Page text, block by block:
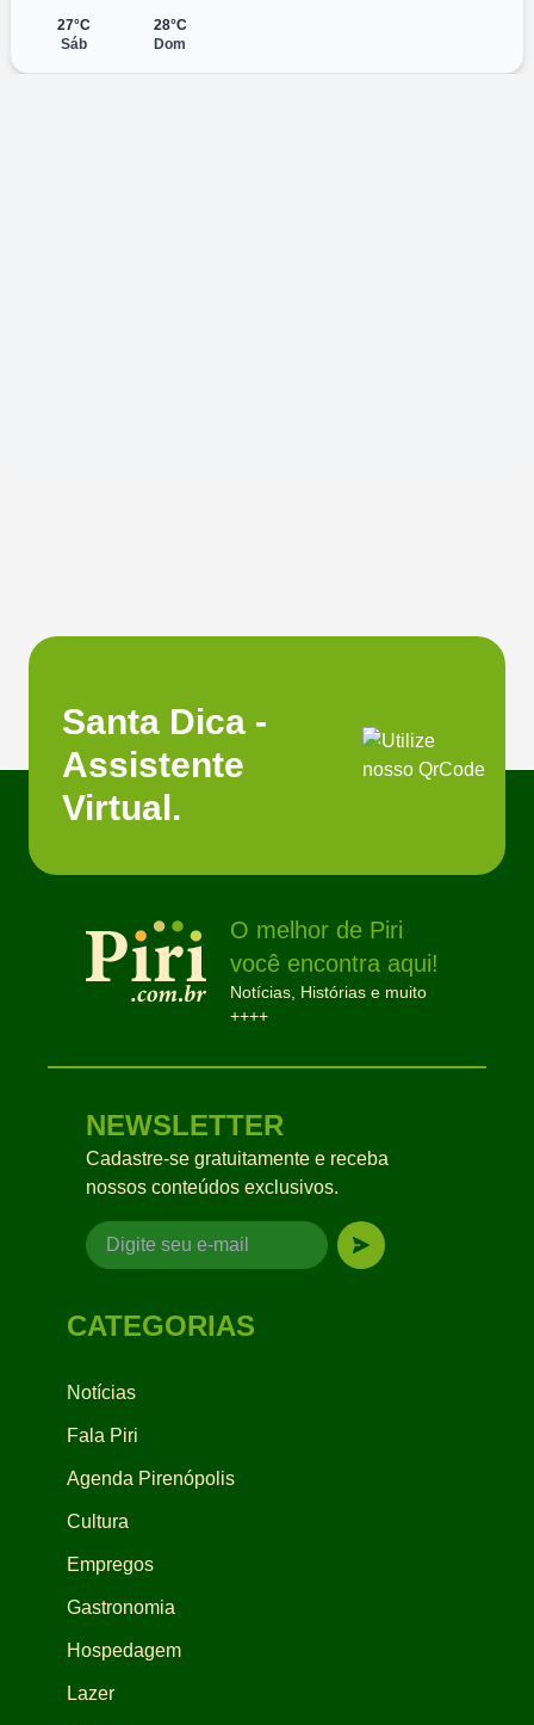
27°C
Sáb
28°C
Dom
Santa Dica -
Assistente
Virtual.
O melhor de Piri
você encontra aqui!
Notícias, Histórias e muito
++++
NEWSLETTER
Cadastre-se gratuitamente e receba
nossos conteúdos exclusivos.
CATEGORIAS
Notícias
Fala Piri
Agenda Pirenópolis
Cultura
Empregos
Gastronomia
Hospedagem
Lazer